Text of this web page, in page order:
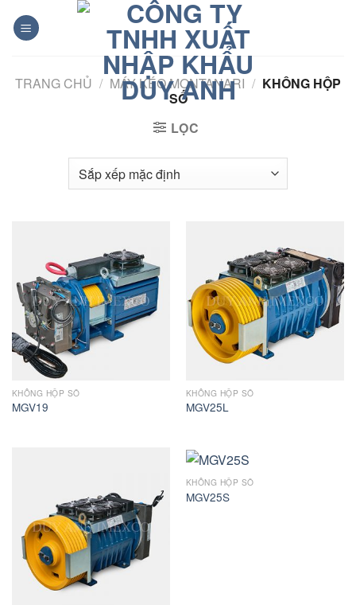
qua
TRANG CHỦ / MÁY KÉO MONTANARI / KHÔNG HỘP
SỐ
LỌC
KHÔNG HỘP SỐ
MGV19
KHÔNG HỘP SỐ
MGV25L
KHÔNG HỘP SỐ
MGV25S